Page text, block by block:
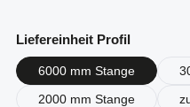
Liefereinheit Profil
6000 mm Stange
2000 mm Stange